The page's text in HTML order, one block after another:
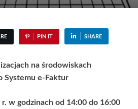
PIN IT SHARE
na środowiskach
Systemu e-Faktur
w godzinach od 14:00 do 16:00